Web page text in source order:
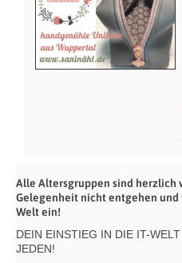
Alle Altersgruppen sind herzlich
Gelegenheit nicht entgehen
Welt ein!
DEIN EINSTIEG IN DIE IT-
JEDEN!